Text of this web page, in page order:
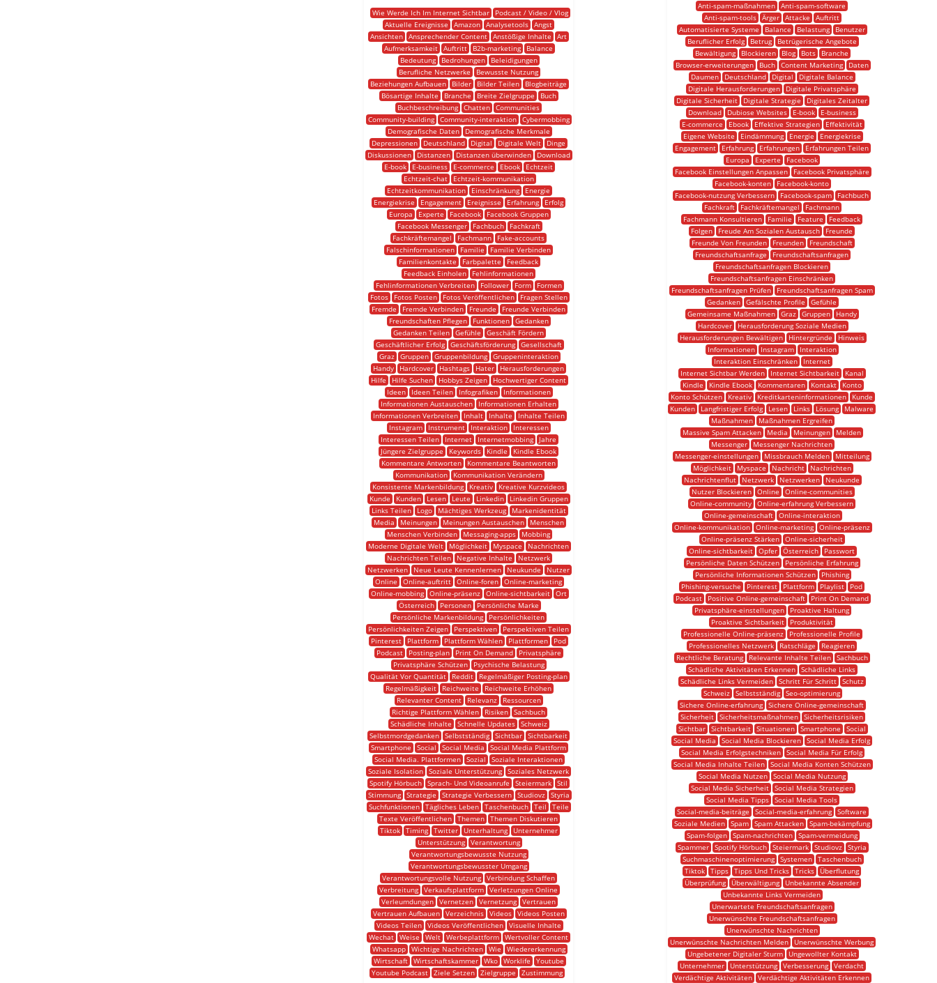
Wie Werde Ich Im Internet Sichtbar
Podcast / Video / Vlog
Aktuelle Ereignisse
Amazon Analysetools Angst
Ansichten Ansprechender Content Anstößige Inhalte
Art
Aufmerksamkeit Auftritt B2b-marketing
Balance
Bedeutung
Bedrohungen
Beleidigungen
Berufliche Netzwerke
Bewusste Nutzung
Beziehungen Aufbauen
Bilder Bilder Teilen
Blogbeiträge
Bösartige Inhalte
Branche Breite Zielgruppe
Buch
Buchbeschreibung Chatten Communities
Community-building
Community-interaktion
Cybermobbing
Demografische Daten
Demografische Merkmale
Depressionen
Deutschland Digital Digitale Welt
Dinge
Diskussionen
Distanzen Distanzen überwinden
Download
E-book
E-business E-commerce Ebook
Echtzeit
Echtzeit-chat
Echtzeit-kommunikation
Echtzeitkommunikation
Einschränkung
Energie
Energiekrise
Engagement Ereignisse Erfahrung
Erfolg
Europa
Experte Facebook
Facebook Gruppen
Facebook Messenger
Fachbuch
Fachkraft
Fachkräftemangel
Fachmann
Fake-accounts
Falschinformationen
Familie
Familie Verbinden
Familienkontakte
Farbpalette
Feedback
Feedback Einholen
Fehlinformationen
Fehlinformationen Verbreiten
Follower Form
Formen
Fotos
Fotos Posten Fotos Veröffentlichen
Fragen Stellen
Fremde
Fremde Verbinden Freunde
Freunde Verbinden
Freundschaften Pflegen
Funktionen
Gedanken
Gedanken Teilen Gefühle
Geschäft Fördern
Geschäftlicher Erfolg
Geschäftsförderung
Gesellschaft
Graz
Gruppen Gruppenbildung
Gruppeninteraktion
Handy
Hardcover Hashtags Hater
Herausforderungen
Hilfe
Hilfe Suchen Hobbys Zeigen
Hochwertiger Content
Ideen
Ideen Teilen Infografiken
Informationen
Informationen Austauschen
Informationen Erhalten
Informationen Verbreiten
Inhalt Inhalte
Inhalte Teilen
Instagram
Instrument Interaktion
Interessen
Interessen Teilen
Internet Internetmobbing
Jahre
Jüngere Zielgruppe
Keywords Kindle
Kindle Ebook
Kommentare Antworten
Kommentare Beantworten
Kommunikation
Kommunikation Verändern
Konsistente Markenbildung
Kreativ
Kreative Kurzvideos
Kunde
Kunden Lesen Leute Linkedin
Linkedin Gruppen
Links Teilen
Logo Mächtiges Werkzeug
Markenidentität
Media
Meinungen Meinungen Austauschen
Menschen
Menschen Verbinden
Messaging-apps
Mobbing
Moderne Digitale Welt
Möglichkeit Myspace
Nachrichten
Nachrichten Teilen
Negative Inhalte
Netzwerk
Netzwerken
Neue Leute Kennenlernen Neukunde
Nutzer
Online
Online-auftritt Online-foren Online-marketing
Online-mobbing
Online-präsenz Online-sichtbarkeit
Ort
Österreich
Personen
Persönliche Marke
Persönliche Markenbildung
Persönlichkeiten
Persönlichkeiten Zeigen
Perspektiven
Perspektiven Teilen
Pinterest
Plattform Plattform Wählen Plattformen
Pod
Podcast
Posting-plan Print On Demand
Privatsphäre
Privatsphäre Schützen
Psychische Belastung
Qualität Vor Quantität
Reddit
Regelmäßiger Posting-plan
Regelmäßigkeit
Reichweite
Reichweite Erhöhen
Relevanter Content
Relevanz
Ressourcen
Richtige Plattform Wählen
Risiken Sachbuch
Schädliche Inhalte
Schnelle Updates
Schweiz
Selbstmordgedanken Selbstständig Sichtbar Sichtbarkeit
Smartphone
Social Social Media
Social Media Plattform
Social Media. Plattformen Sozial
Soziale Interaktionen
Soziale Isolation Soziale Unterstützung Soziales Netzwerk
Spotify Hörbuch Sprach- Und Videoanrufe Steiermark Stil
Stimmung
Strategie Strategie Verbessern Studiovz
Styria
Suchfunktionen
Tägliches Leben Taschenbuch Teil
Teile
Texte Veröffentlichen Themen Themen Diskutieren
Tiktok
Timing Twitter Unterhaltung
Unternehmer
Unterstützung
Verantwortung
Verantwortungsbewusste Nutzung
Verantwortungsbewusster Umgang
Verantwortungsvolle Nutzung Verbindung Schaffen
Verbreitung Verkaufsplattform Verletzungen Online
Verleumdungen Vernetzen Vernetzung Vertrauen
Vertrauen Aufbauen
Verzeichnis Videos
Videos Posten
Videos Teilen
Videos Veröffentlichen
Visuelle Inhalte
Wechat Weise Welt Werbeplattform Wertvoller Content
Whatsapp
Wichtige Nachrichten Wie
Wiedererkennung
Wirtschaft
Wirtschaftskammer Wko Worklife
Youtube
Youtube Podcast
Ziele Setzen Zielgruppe Zustimmung
Anti-spam-maßnahmen Anti-spam-software
Anti-spam-tools Ärger Attacke
Auftritt
Automatisierte Systeme
Balance Belastung
Benutzer
Beruflicher Erfolg
Betrug
Betrügerische Angebote
Bewältigung
Blockieren Blog Bots
Branche
Browser-erweiterungen
Buch Content Marketing
Daten
Daumen
Deutschland Digital
Digitale Balance
Digitale Herausforderungen
Digitale Privatsphäre
Digitale Sicherheit
Digitale Strategie
Digitales Zeitalter
Download
Dubiose Websites E-book
E-business
E-commerce
Ebook Effektive Strategien
Effektivität
Eigene Website
Eindämmung Energie
Energiekrise
Engagement
Erfahrung Erfahrungen
Erfahrungen Teilen
Europa
Experte
Facebook
Facebook Einstellungen Anpassen
Facebook Privatsphäre
Facebook-konten
Facebook-konto
Facebook-nutzung Verbessern
Facebook-spam
Fachbuch
Fachkraft
Fachkräftemangel
Fachmann
Fachmann Konsultieren
Familie Feature
Feedback
Folgen
Freude Am Sozialen Austausch
Freunde
Freunde Von Freunden
Freunden
Freundschaft
Freundschaftsanfrage
Freundschaftsanfragen
Freundschaftsanfragen Blockieren
Freundschaftsanfragen Einschränken
Freundschaftsanfragen Prüfen
Freundschaftsanfragen Spam
Gedanken Gefälschte Profile
Gefühle
Gemeinsame Maßnahmen
Graz Gruppen
Handy
Hardcover
Herausforderung Soziale Medien
Herausforderungen Bewältigen
Hintergründe
Hinweis
Informationen
Instagram
Interaktion
Interaktion Einschränken
Internet
Internet Sichtbar Werden
Internet Sichtbarkeit
Kanal
Kindle
Kindle Ebook Kommentaren Kontakt
Konto
Konto Schützen
Kreativ Kreditkarteninformationen
Kunde
Kunden
Langfristiger Erfolg Lesen Links Lösung
Malware
Maßnahmen
Maßnahmen Ergreifen
Massive Spam Attacken
Media Meinungen
Melden
Messenger
Messenger Nachrichten
Messenger-einstellungen
Missbrauch Melden
Mitteilung
Möglichkeit
Myspace Nachricht
Nachrichten
Nachrichtenflut
Netzwerk Netzwerken
Neukunde
Nutzer Blockieren
Online
Online-communities
Online-community Online-erfahrung Verbessern
Online-gemeinschaft
Online-interaktion
Online-kommunikation
Online-marketing
Online-präsenz
Online-präsenz Stärken
Online-sicherheit
Online-sichtbarkeit Opfer Österreich
Passwort
Persönliche Daten Schützen
Persönliche Erfahrung
Persönliche Informationen Schützen
Phishing
Phishing-versuche
Pinterest Plattform Playlist
Pod
Podcast
Positive Online-gemeinschaft
Print On Demand
Privatsphäre-einstellungen
Proaktive Haltung
Proaktive Sichtbarkeit
Produktivität
Professionelle Online-präsenz
Professionelle Profile
Professionelles Netzwerk
Ratschläge
Reagieren
Rechtliche Beratung
Relevante Inhalte Teilen
Sachbuch
Schädliche Aktivitäten Erkennen Schädliche Links
Schädliche Links Vermeiden
Schritt Für Schritt
Schutz
Schweiz Selbstständig Seo-optimierung
Sichere Online-erfahrung Sichere Online-gemeinschaft
Sicherheit Sicherheitsmaßnahmen Sicherheitsrisiken
Sichtbar
Sichtbarkeit Situationen Smartphone
Social
Social Media
Social Media Blockieren Social Media Erfolg
Social Media Erfolgstechniken Social Media Für Erfolg
Social Media Inhalte Teilen
Social Media Konten Schützen
Social Media Nutzen
Social Media Nutzung
Social Media Sicherheit
Social Media Strategien
Social Media Tipps Social Media Tools
Social-media-beiträge
Social-media-erfahrung Software
Soziale Medien
Spam Spam Attacken
Spam-bekämpfung
Spam-folgen
Spam-nachrichten
Spam-vermeidung
Spammer
Spotify Hörbuch Steiermark Studiovz
Styria
Suchmaschinenoptimierung
Systemen
Taschenbuch
Tiktok Tipps Tipps Und Tricks Tricks
Überflutung
Überprüfung
Überwältigung
Unbekannte Absender
Unbekannte Links Vermeiden
Unerwartete Freundschaftsanfragen
Unerwünschte Freundschaftsanfragen
Unerwünschte Nachrichten
Unerwünschte Nachrichten Melden
Unerwünschte Werbung
Ungebetener Digitaler Sturm
Ungewollter Kontakt
Unternehmer
Unterstützung Verbesserung Verdacht
Verdächtige Aktivitäten Verdächtige Aktivitäten Erkennen